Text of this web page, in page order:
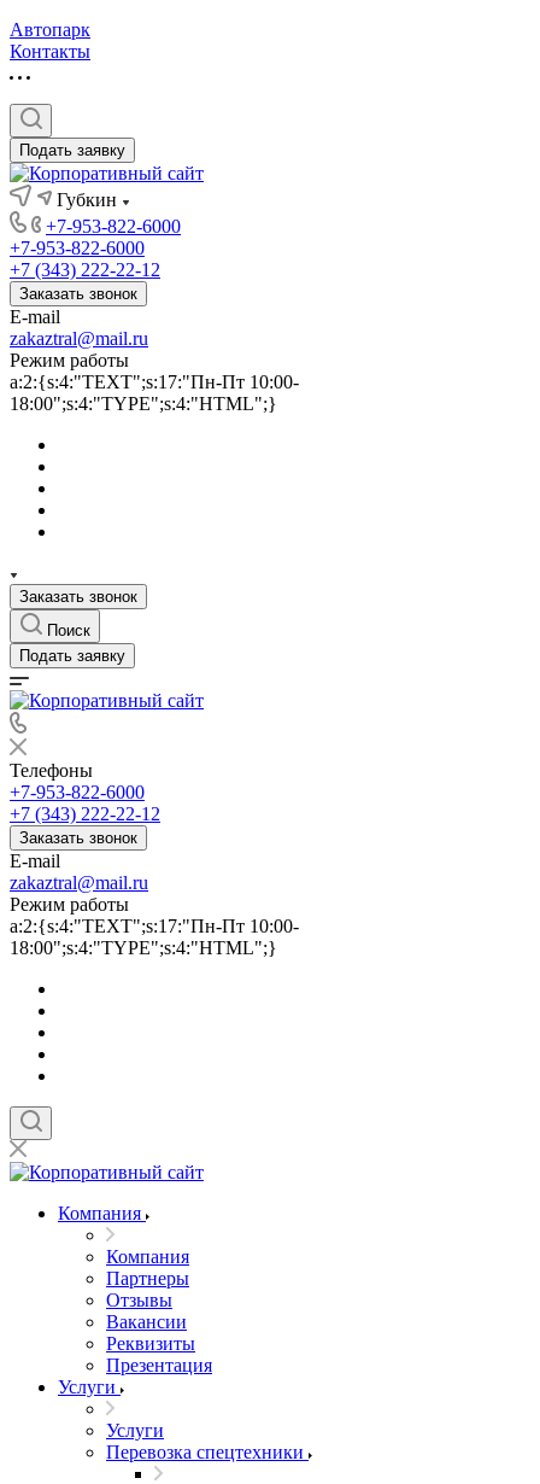
Автопарк
Контакты
Подать заявку
Губкин
+7-953-822-6000
+7-953-822-6000
+7 (343) 222-22-12
Заказать звонок
E-mail
zakaztral@mail.ru
Режим работы
a:2:{s:4:"TEXT";s:17:"Пн-Пт 10:00-
18:00";s:4:"TYPE";s:4:"HTML";}
Заказать звонок
Поиск
Подать заявку
Телефоны
+7-953-822-6000
+7 (343) 222-22-12
Заказать звонок
E-mail
zakaztral@mail.ru
Режим работы
a:2:{s:4:"TEXT";s:17:"Пн-Пт 10:00-
18:00";s:4:"TYPE";s:4:"HTML";}
Компания
Компания
Партнеры
Отзывы
Вакансии
Реквизиты
Презентация
Услуги
Услуги
Перевозка спецтехники